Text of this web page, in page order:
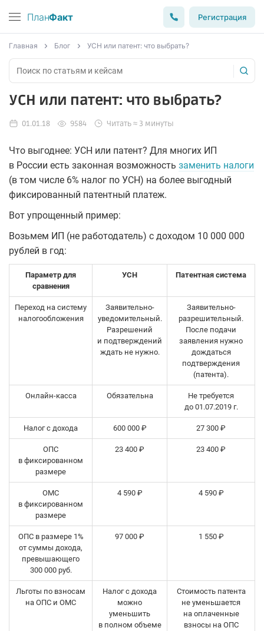
ПланФакт Регистрация
Главная Блог УСН или патент: что выбрать?
УСН или патент: что выбрать?
01.01.18 9584 Читать ≈ 3 минуты
Что выгоднее: УСН или патент? Для многих ИП
в России есть законная возможность заменить налоги
(в том числе 6% налог по УСН) на более выгодный
фиксированный патентный платеж.
Вот упрощенный пример:
Возьмем ИП (не работодатель) с доходом 10 000 000
рублей в год:
Параметр для
сравнения
УСН Патентная система
Переход на систему
налогообложения
Заявительно-
уведомительный.
Разрешений
и подтверждений
ждать не нужно.
Заявительно-
разрешительный.
После подачи
заявления нужно
дождаться
подтверждения
(патента).
Онлайн-касса Обязательна
Не требуется
до 01.07.2019 г.
Налог с дохода 600 000 ₽ 27 300 ₽
ОПС
в фиксированном
размере
23 400 ₽ 23 400 ₽
ОМС
в фиксированном
размере
4 590 ₽ 4 590 ₽
ОПС в размере 1%
от суммы дохода,
превышающего
300 000 руб.
97 000 ₽ 1 550 ₽
Льготы по взносам
на ОПС и ОМС
Налог с дохода
можно
уменьшить
в полном объеме
Стоимость патента
не уменьшается
на оплаченные
взносы на ОПС